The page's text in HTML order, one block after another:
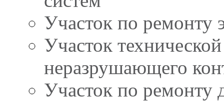
Участок по ремонту
Участок
неразрушающего
Участок по ремонту